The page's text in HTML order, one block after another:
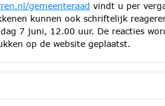
gemeenteraad vindt u per
kunnen ook schriftelijk
7 juni, 12.00 uur. De reacties
op de website geplaatst.